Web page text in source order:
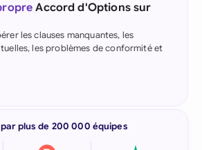
Accord d'Options sur
les clauses manquantes, les
les problèmes de conformité et
plus de 200 000 équipes